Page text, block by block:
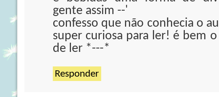
gente assim --'
confesso que não conhecia o
super curiosa para ler! é bem
de ler *---*
Responder